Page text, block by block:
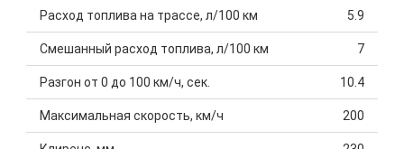
Расход топлива на трассе, л/100 км 5.9
Смешанный расход топлива, л/100 км 7
Разгон от 0 до 100 км/ч, сек. 10.4
Максимальная скорость, км/ч 200